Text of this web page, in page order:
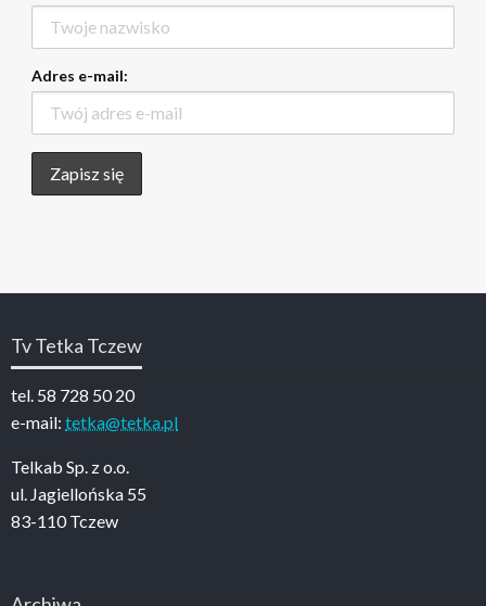
Adres e-mail:
Tv Tetka Tczew
tel. 58 728 50 20
e-mail: tetka@tetka.pl
Telkab Sp. z o.o.
ul. Jagiellońska 55
83-110 Tczew